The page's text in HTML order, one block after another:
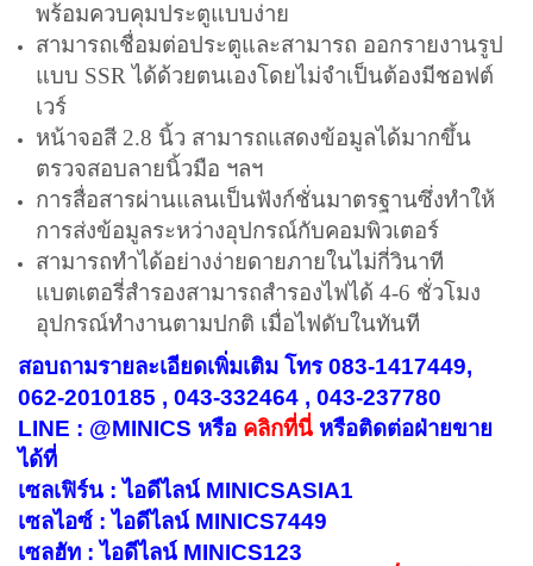
พร้อมควบคุมประตูแบบง่าย
สามารถเชื่อมต่อประตูและสามารถ ออกรายงานรูป
แบบ SSR ได้ด้วยตนเองโดยไม่จำเป็นต้องมีชอฟต์
เวร์
หน้าจอสี 2.8 นิ้ว สามารถแสดงข้อมูลได้มากขึ้น
ตรวจสอบลายนิ้วมือ ฯลฯ
การสื่อสารผ่านแลนเป็นฟังก์ชั่นมาตรฐานซึ่งทำให้
การส่งข้อมูลระหว่างอุปกรณ์กับคอมพิวเตอร์
สามารถทำได้อย่างง่ายดายภายในไม่กี่วินาที
แบตเตอรี่สำรองสามารถสำรองไฟได้ 4-6 ชั่วโมง
อุปกรณ์ทำงานตามปกติ เมื่อไฟดับในทันที
สอบถามรายละเอียดเพิ่มเติม โทร 083-1417449,
062-2010185 , 043-332464 , 043-237780
LINE : @MINICS หรือ คลิกที่นี่ หรือติดต่อฝ่ายขาย
ได้ที่
เซลเฟิร์น : ไอดีไลน์ MINICSASIA1
เซลไอซ์ : ไอดีไลน์ MINICS7449
เซลฮัท : ไอดีไลน์ MINICS123